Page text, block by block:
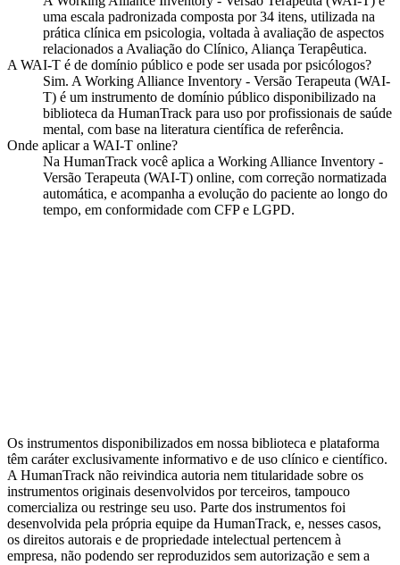
uma escala padronizada composta por 34 itens, utilizada na
prática clínica em psicologia, voltada à avaliação de aspectos
relacionados a Avaliação do Clínico, Aliança Terapêutica.
A WAI-T é de domínio público e pode ser usada por psicólogos?
Sim. A Working Alliance Inventory - Versão Terapeuta (WAI-
T) é um instrumento de domínio público disponibilizado na
biblioteca da HumanTrack para uso por profissionais de saúde
mental, com base na literatura científica de referência.
Onde aplicar a WAI-T online?
Na HumanTrack você aplica a Working Alliance Inventory -
Versão Terapeuta (WAI-T) online, com correção normatizada
automática, e acompanha a evolução do paciente ao longo do
tempo, em conformidade com CFP e LGPD.
Os instrumentos disponibilizados em nossa biblioteca e plataforma
têm caráter exclusivamente informativo e de uso clínico e científico.
A HumanTrack não reivindica autoria nem titularidade sobre os
instrumentos originais desenvolvidos por terceiros, tampouco
comercializa ou restringe seu uso. Parte dos instrumentos foi
desenvolvida pela própria equipe da HumanTrack, e, nesses casos,
os direitos autorais e de propriedade intelectual pertencem à
empresa, não podendo ser reproduzidos sem autorização e sem a